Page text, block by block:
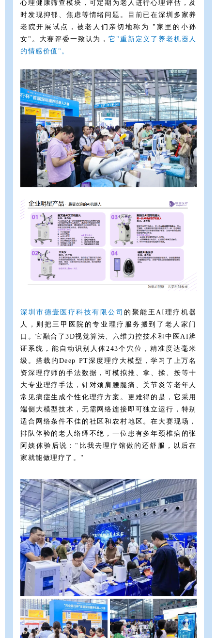
心理健康筛查模块，可定期为老人进行心理评估，及
时发现抑郁、焦虑等情绪问题。目前已在深圳多家养
老院开展试点，被老人们亲切地称为 "家里的小孙
女"。大赛评委一致认为，它 "重 新定义了养老机器人
的情感价值"。
深圳市德壹医疗科技有限公司 的聚能王AI理疗机器
人，则把三甲医院的专业理疗服务搬到了老人家门
口。它融合了3D视觉算法、六维力控技术和中医AI辨
证系统，能自动识别人体243个穴位，精准度达毫米
级。搭载的Deep PT深度理疗大模型，学习了上万名
资深理疗师的手法数据，可模拟推、拿、揉、按等十
大专业理疗手法，针对颈肩腰腿痛、关节炎等老年人
常见病症生成个性化理疗方案。更难得的是，它采用
端侧大模型技术，无需网络连接即可独立运行，特别
适合网络条件不佳的社区和农村地区。在大赛现场，
排队体验的老人络绎不绝，一位患有多年颈椎病的张
阿姨体验后说："比我去理疗馆做的还舒服，以后在
家就能做理疗了。"